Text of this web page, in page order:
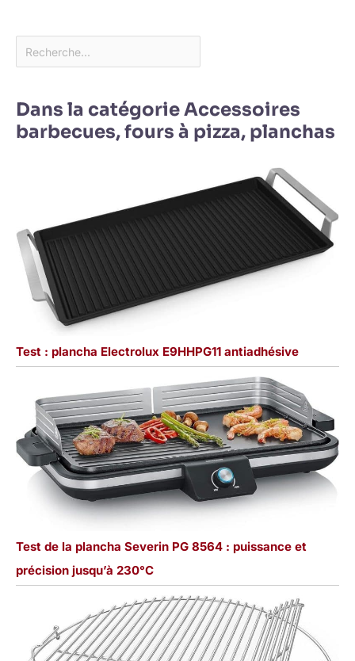
Dans la catégorie Accessoires
barbecues, fours à pizza, planchas
Test : plancha Electrolux E9HHPG11 antiadhésive
Test de la plancha Severin PG 8564 : puissance et
précision jusqu’à 230°C